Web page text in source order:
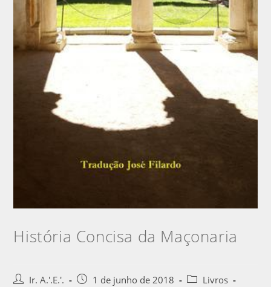
História Concisa da Maçonaria
Ir. A.'.E.'. 1 de junho de 2018
Livros